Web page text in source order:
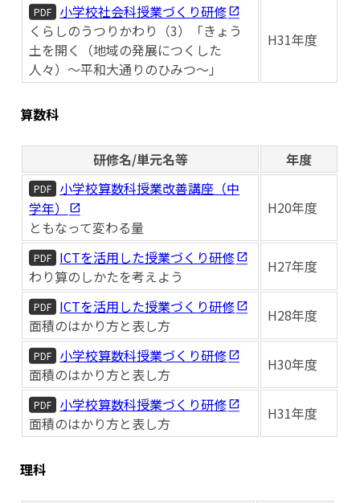
PDF
小学校社会科授業づくり研修
くらしのうつりかわり（3）「きょう
土を開く（地域の発展につくした
人々）～平和大通りのひみつ～」
H31年度
算数科
研修名/単元名等 年度
PDF
小学校算数科授業改善講座（中
学年）
ともなって変わる量
H20年度
PDF
ICTを活用した授業づくり研修
わり算のしかたを考えよう
H27年度
PDF
ICTを活用した授業づくり研修
面積のはかり方と表し方
H28年度
PDF
小学校算数科授業づくり研修
面積のはかり方と表し方
H30年度
PDF
小学校算数科授業づくり研修
面積のはかり方と表し方
H31年度
理科